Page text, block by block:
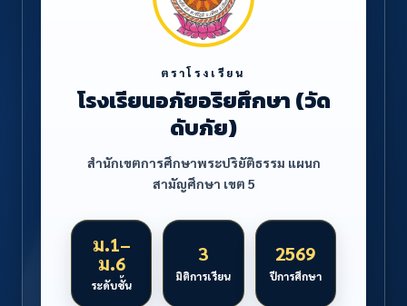
ตราโรงเรียน
โรงเรียนอภัยอริยศึกษา (วัด
ดับภัย)
สำนักเขตการศึกษาพระปริยัติธรรม แผนก
สามัญศึกษา เขต 5
ม.1–
ม.6
ระดับชั้น
3
มิติการเรียน
2569
ปีการศึกษา